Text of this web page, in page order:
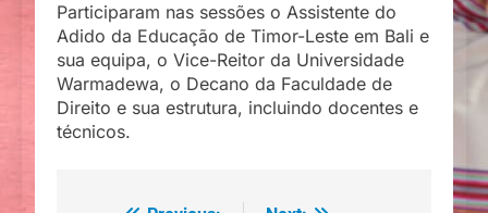
Participaram nas sessões o Assistente do
Adido da Educação de Timor-Leste em Bali e
sua equipa, o Vice-Reitor da Universidade
Warmadewa, o Decano da Faculdade de
Direito e sua estrutura, incluindo docentes e
técnicos.